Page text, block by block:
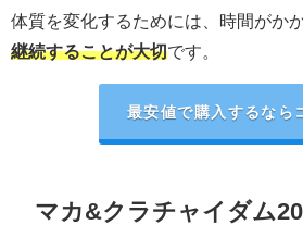
体質を変化するためには、時間がか
継続することが大切です。
最安値で購入するなら
マカ&クラチャイダム